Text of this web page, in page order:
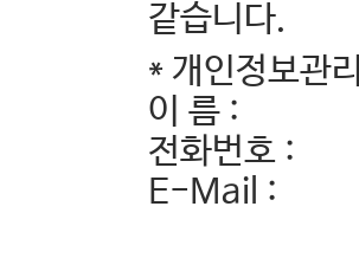
같습니다.
* 개인정보관
이 름 :
전화번호 :
E-Mail :